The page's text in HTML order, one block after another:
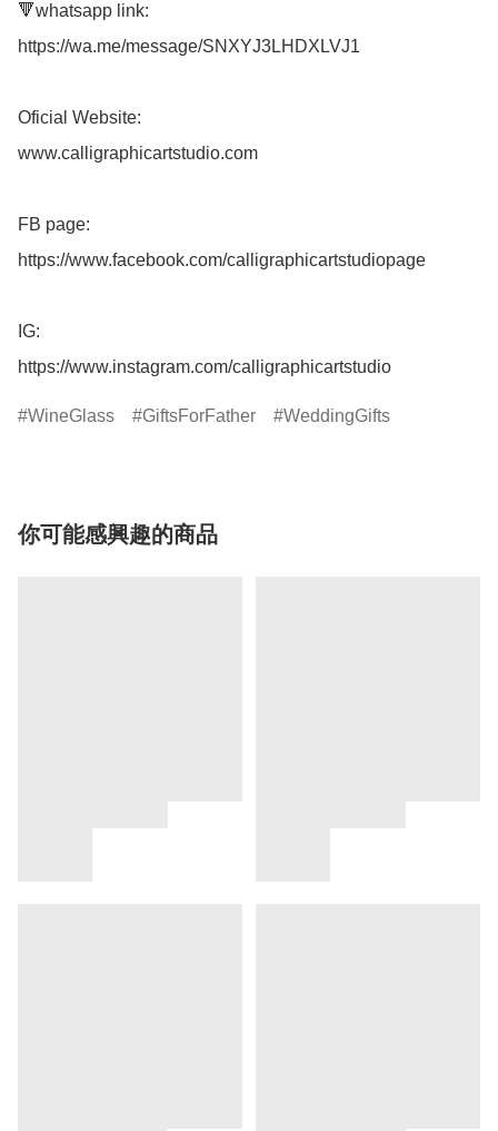
🔻whatsapp link:
https://wa.me/message/SNXYJ3LHDXLVJ1
Oficial Website:
www.calligraphicartstudio.com
FB page:
https://www.facebook.com/calligraphicartstudiopage
IG:
https://www.instagram.com/calligraphicartstudio
WineGlass GiftsForFather WeddingGifts
你可能感興趣的商品